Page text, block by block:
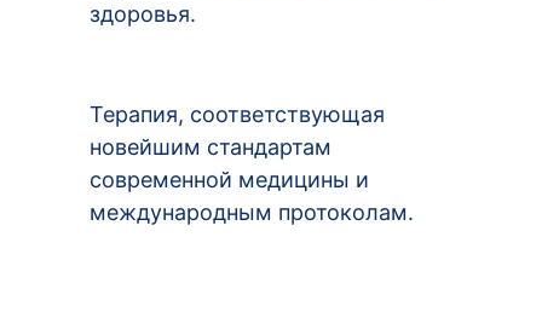
здоровья.
Терапия, соответствующая
новейшим стандартам
современной медицины и
международным протоколам.